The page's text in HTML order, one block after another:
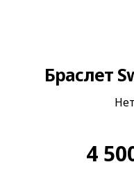
Браслет
4